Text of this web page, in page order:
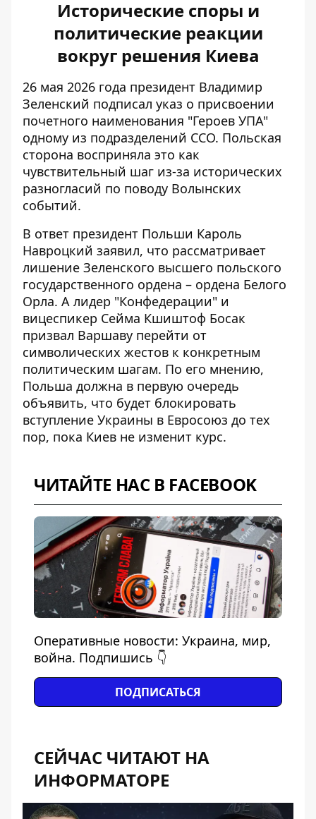
Исторические споры и
политические реакции
вокруг решения Киева
26 мая 2026 года президент Владимир
Зеленский подписал указ о присвоении
почетного наименования "Героев УПА"
одному из подразделений ССО. Польская
сторона восприняла это как
чувствительный шаг из-за исторических
разногласий по поводу Волынских
событий.
В ответ президент Польши Кароль
Навроцкий заявил, что рассматривает
лишение Зеленского высшего польского
государственного ордена – ордена Белого
Орла. А лидер "Конфедерации" и
вицеспикер Сейма Кшиштоф Босак
призвал Варшаву перейти от
символических жестов к конкретным
политическим шагам. По его мнению,
Польша должна в первую очередь
объявить, что будет блокировать
вступление Украины в Евросоюз до тех
пор, пока Киев не изменит курс.
ЧИТАЙТЕ НАС В FACEBOOK
Оперативные новости: Украина, мир,
война. Подпишись 👇
ПОДПИСАТЬСЯ
СЕЙЧАС ЧИТАЮТ НА
ИНФОРМАТОРЕ